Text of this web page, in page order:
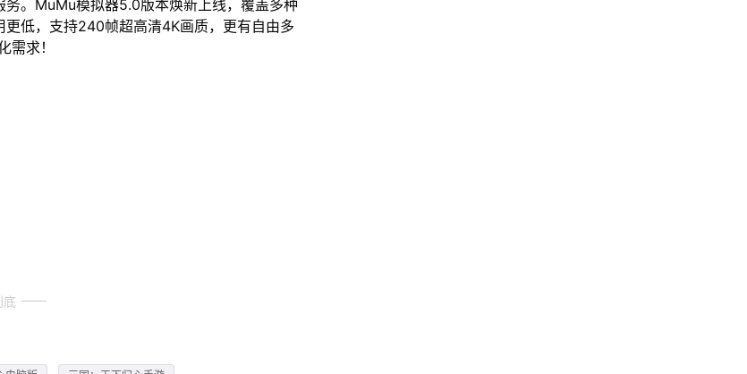
。MuMu模拟器5.0版本焕新上线，覆盖多种
低，支持240帧超高清4K画质，更有自由多
需求！
底